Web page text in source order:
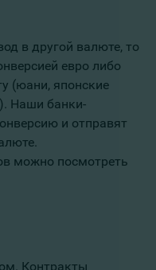
в другой валюте, то
евро либо
(юани, японские
Наши банки-
и отправят
можно посмотреть
Контракты